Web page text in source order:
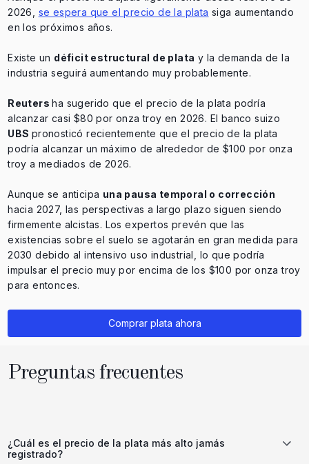
2026, se espera que el precio de la plata siga aumentando
en los próximos años.
Existe un déficit estructural de plata y la demanda de la
industria seguirá aumentando muy probablemente.
Reutersha sugerido que el precio de la plata podría
alcanzar casi $80 por onza troy en 2026. El banco suizo
UBS pronosticó recientemente que el precio de la plata
podría alcanzar un máximo de alrededor de $100 por onza
troy a mediados de 2026.
Aunque se anticipa una pausa temporal o corrección
hacia 2027, las perspectivas a largo plazo siguen siendo
firmemente alcistas. Los expertos prevén que las
existencias sobre el suelo se agotarán en gran medida para
2030 debido al intensivo uso industrial, lo que podría
impulsar el precio muy por encima de los $100 por onza troy
para entonces.
Comprar plata ahora
Preguntas frecuentes
¿Cuál es el precio de la plata más alto jamás
registrado?